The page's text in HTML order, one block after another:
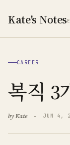
Kate's Notes
CAREER
복직 3
byKate JUN 4,